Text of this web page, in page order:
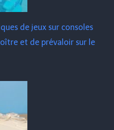
de jeux sur consoles
et de prévaloir sur le